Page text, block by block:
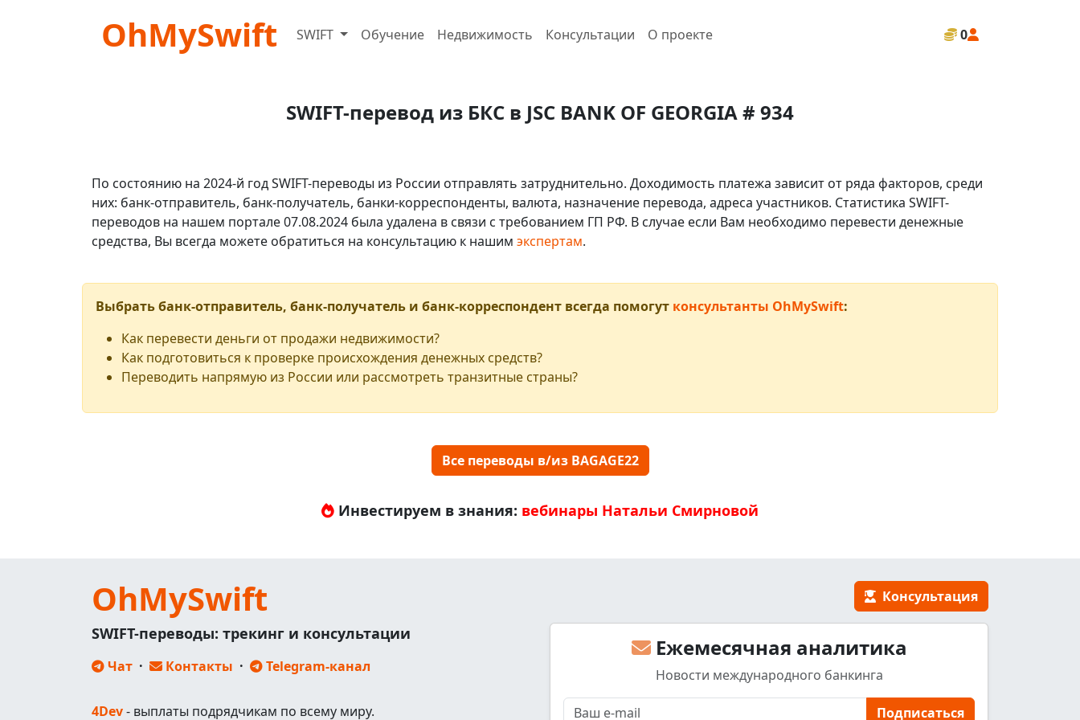
OhMySwift SWIFT Обучение Недвижимость Консультации О проекте 0
SWIFT-перевод из БКС в JSC BANK OF GEORGIA # 934
По состоянию на 2024-й год SWIFT-переводы из России отправлять затруднительно. Доходимость платежа зависит от ряда факторов, среди
них: банк-отправитель, банк-получатель, банки-корреспонденты, валюта, назначение перевода, адреса участников. Статистика SWIFT-
переводов на нашем портале 07.08.2024 была удалена в связи с требованием ГП РФ. В случае если Вам необходимо перевести денежные
средства, Вы всегда можете обратиться на консультацию к нашим экспертам.
Выбрать банк-отправитель, банк-получатель и банк-корреспондент всегда помогут консультанты OhMySwift:
Как перевести деньги от продажи недвижимости?
Как подготовиться к проверке происхождения денежных средств?
Переводить напрямую из России или рассмотреть транзитные страны?
Все переводы в/из BAGAGE22
Инвестируем в знания: вебинары Натальи Смирновой
OhMySwift Консультация
SWIFT-переводы: трекинг и консультации
Чат · Контакты · Telegram-канал
4Dev- выплаты подрядчикам по всему миру.
Ежемесячная аналитика
Новости международного банкинга
Подписаться